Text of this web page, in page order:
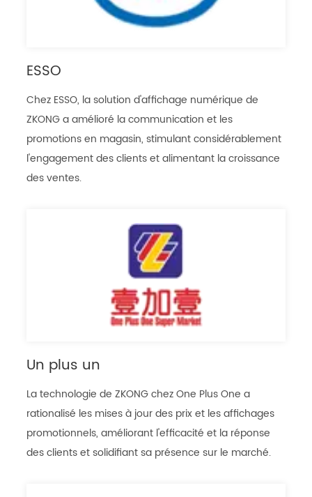
ESSO
Chez ESSO, la solution d'affichage numérique de
ZKONG a amélioré la communication et les
promotions en magasin, stimulant considérablement
l'engagement des clients et alimentant la croissance
des ventes.
Un plus un
La technologie de ZKONG chez One Plus One a
rationalisé les mises à jour des prix et les affichages
promotionnels, améliorant l'efficacité et la réponse
des clients et solidifiant sa présence sur le marché.